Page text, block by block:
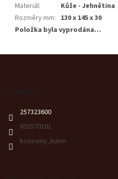
Materiál:
Kůže - Jehnětina
Rozměry mm: 130 x 145 x 30
Položka byla vyprodána…
257323600
603570101
kozesiny_kubin